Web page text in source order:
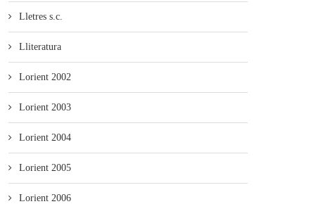
Lletres s.c.
Lliteratura
Lorient 2002
Lorient 2003
Lorient 2004
Lorient 2005
Lorient 2006